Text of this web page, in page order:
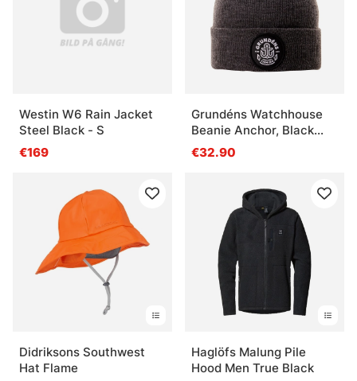
Westin W6 Rain Jacket
Steel Black - S
€169
Grundéns Watchhouse
Beanie Anchor, Black
Heather
€32.90
Didriksons Southwest
Hat Flame
Haglöfs Malung Pile
Hood Men True Black